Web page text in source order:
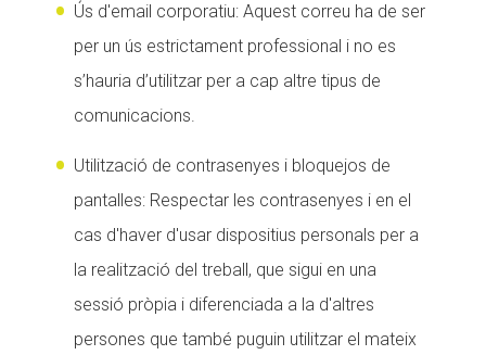
Ús d'email corporatiu: Aquest correu ha de ser
per un ús estrictament professional i no es
s’hauria d’utilitzar per a cap altre tipus de
comunicacions.
Utilització de contrasenyes i bloquejos de
pantalles: Respectar les contrasenyes i en el
cas d'haver d'usar dispositius personals per a
la realització del treball, que sigui en una
sessió pròpia i diferenciada a la d'altres
persones que també puguin utilitzar el mateix